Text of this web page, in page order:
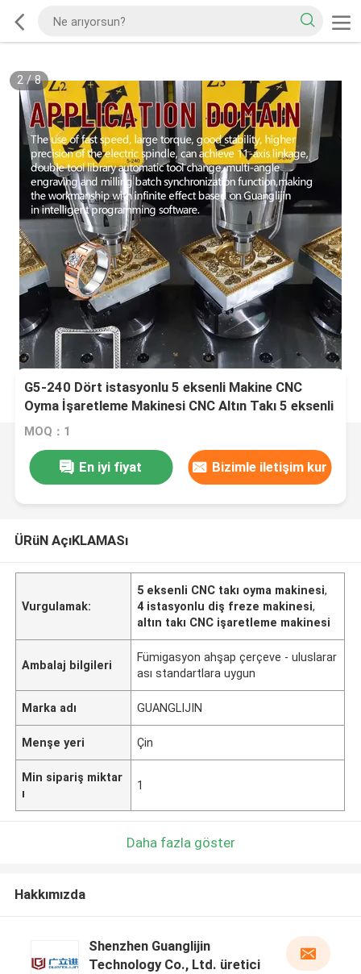
2/8
G5-240 Dört istasyonlu 5 eksenli Makine CNC
Oyma İşaretleme Makinesi CNC Altın Takı 5 eksenli
CNC Diş Freze Makinesi Satılık
MOQ：1
En iyi fiyat Bizimle iletişim kur
ÜRüN AçıKLAMASı
Vurgulamak:
5 eksenli CNC takı oyma makinesi,
4 istasyonlu diş freze makinesi,
altın takı CNC işaretleme makinesi
Ambalaj bilgileri
Fümigasyon ahşap çerçeve - uluslarar
ası standartlara uygun
Marka adı GUANGLIJIN
Menşe yeri Çin
Min sipariş miktar
ı
1
Daha fazla göster
Hakkımızda
Shenzhen Guanglijin
Technology Co., Ltd. üretici